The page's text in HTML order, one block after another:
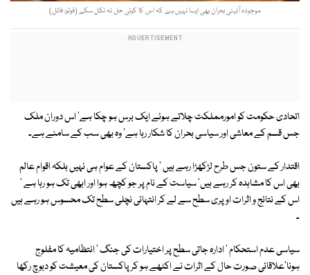
موجودہ آئینی بحران بھی ایسا نہیں ہے کہ اس کا کوئی حل نہ نکل سکے (فوٹو: فائل)
اتحادی حکومت کو امورمملکت چلاتے ہوئے ایک برس ہو چکا ہے' اس دوران ملک
جس قسم کے معاشی اور سیاسی بحران کا شکار رہا ہے' وہ بھی سب کے سامنے ہے۔
اقتدار کے ستون جس طرح لڑکھڑا رہے ہیں ' پاکستان کے عوام ہی نہیں بلکہ اقوام عالم
بھی اس کا مشاہدہ کر رہے ہیں' سیاست کے نام پر جو کچھ ہوا اور ابھی تک ہو رہا ہے '
اس کے نتائج و اثرات اوپری سطح سے لے کر انتہائی نچلی سطح تک محسوس ہو رہے ہیں
۔
سیاسی عدم استحکام ' ادارہ جاتی سطح پر اختیارات کی جنگ ' انتظامیہ کا مفلوج
ہونا'علاقائی صورت حال کے اثرات نے اکٹھے ہو کر پاکستان کی معیشت کو دبوچ رکھا